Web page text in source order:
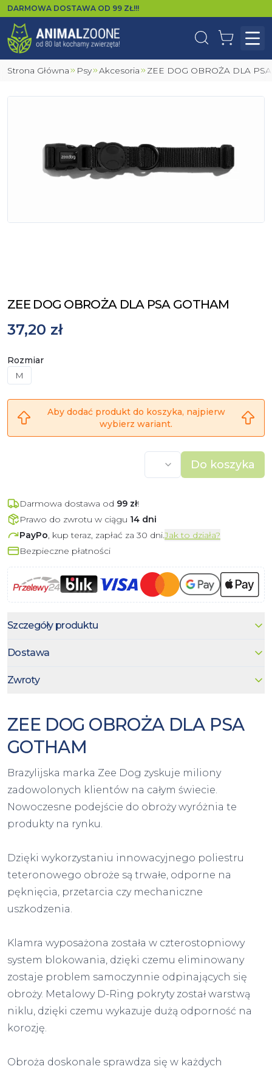
DARMOWA DOSTAWA OD 99 ZŁ!!!
WyszukajKoszyk
Strona Główna Psy Akcesoria ZEE DOG OBROŻA DLA
ZEE DOG OBROŻA DLA PSA GOTHAM
37,20 zł
Rozmiar
M
Aby dodać produkt do koszyka, najpierw
wybierz wariant.
Do koszyka
Darmowa dostawa od 99 zł!
Prawo do zwrotu w ciągu 14 dni
PayPo, kup teraz, zapłać za 30 dni.Jak to działa?
Bezpieczne płatności
Szczegóły produktu
Dostawa
Zwroty
ZEE DOG OBROŻA DLA PSA
GOTHAM
Brazylijska marka Zee Dog zyskuje miliony
zadowolonych klientów na całym świecie.
Nowoczesne podejście do obroży wyróżnia te
produkty na rynku.
Dzięki wykorzystaniu innowacyjnego poliestru
teteronowego obroże są trwałe, odporne na
pęknięcia, przetarcia czy mechaniczne
uszkodzenia.
Klamra wyposażona została w czterostopniowy
system blokowania, dzięki czemu eliminowany
zostaje problem samoczynnie odpinających się
obroży. Metalowy D-Ring pokryty został warstwą
niklu, dzięki czemu wykazuje dużą odporność na
korozję.
Obroża doskonale sprawdza się w każdych